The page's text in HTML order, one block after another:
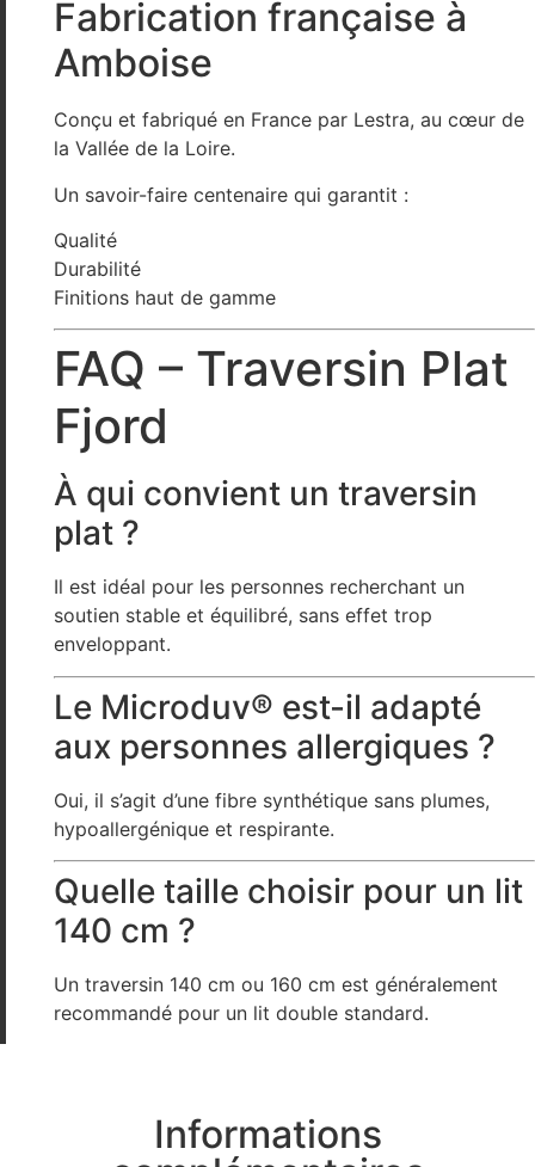
Fabrication française à
Amboise
Conçu et fabriqué en France par Lestra, au cœur de
la Vallée de la Loire.
Un savoir-faire centenaire qui garantit :
Qualité
Durabilité
Finitions haut de gamme
FAQ – Traversin Plat
Fjord
À qui convient un traversin
plat ?
Il est idéal pour les personnes recherchant un
soutien stable et équilibré, sans effet trop
enveloppant.
Le Microduv® est-il adapté
aux personnes allergiques ?
Oui, il s’agit d’une fibre synthétique sans plumes,
hypoallergénique et respirante.
Quelle taille choisir pour un lit
140 cm ?
Un traversin 140 cm ou 160 cm est généralement
recommandé pour un lit double standard.
Informations